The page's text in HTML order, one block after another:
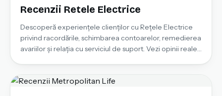
Recenzii Retele Electrice
Descoperă experiențele clienților cu Rețele Electrice
privind racordările, schimbarea contoarelor, remedierea
avariilor și relația cu serviciul de suport. Vezi opinii reale